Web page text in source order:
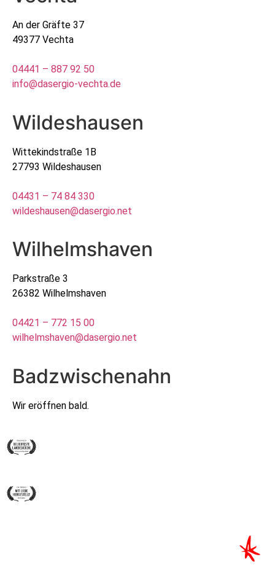
An der Gräfte 37
49377 Vechta
04441 – 887 92 50
info@dasergio-vechta.de
Wildeshausen
Wittekindstraße 1B
27793 Wildeshausen
04431 – 74 84 330
wildeshausen@dasergio.net
Wilhelmshaven
Parkstraße 3
26382 Wilhelmshaven
04421 – 772 15 00
wilhelmshaven@dasergio.net
Badzwischenahn
Wir eröffnen bald.